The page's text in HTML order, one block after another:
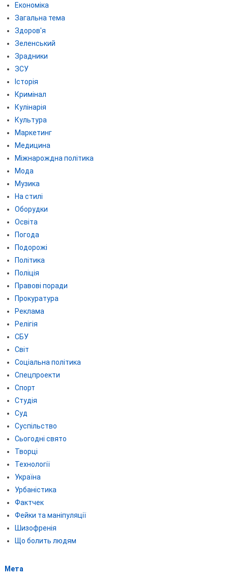
Економіка
Загальна тема
Здоров'я
Зеленський
Зрадники
ЗСУ
Історія
Кримінал
Кулінарія
Культура
Маркетинг
Медицина
Міжнарождна політика
Мода
Музика
На стилі
Оборудки
Освіта
Погода
Подорожі
Політика
Поліція
Правові поради
Прокуратура
Реклама
Релігія
СБУ
Світ
Соціальна політика
Спецпроекти
Спорт
Студія
Суд
Суспільство
Сьогодні свято
Творці
Технології
Україна
Урбаністика
Фактчек
Фейки та маніпуляції
Шизофренія
Що болить людям
Мета